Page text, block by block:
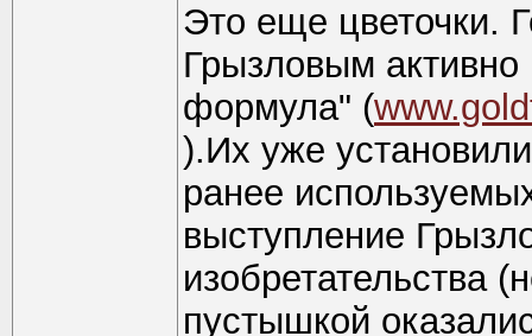
Это еще цветочки.
Грызловым
формула" (
).Их уже
ранее
выступление
изобретательства
пустышкой